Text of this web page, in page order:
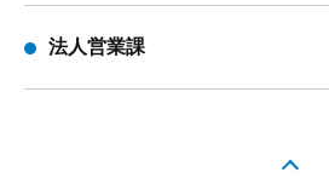
法人営業課